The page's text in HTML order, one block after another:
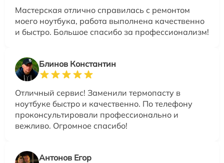
Мастерская отлично справилась с ремонтом
моего ноутбука, работа выполнена качественно
и быстро. Большое спасибо за профессионализм!
Блинов Константин
Отличный сервис! Заменили термопасту в
ноутбуке быстро и качественно. По телефону
проконсультировали профессионально и
вежливо. Огромное спасибо!
Антонов Егор